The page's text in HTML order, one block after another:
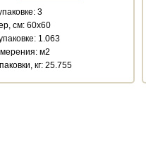
3
см: 60x60
1.063
м2
кг: 25.755